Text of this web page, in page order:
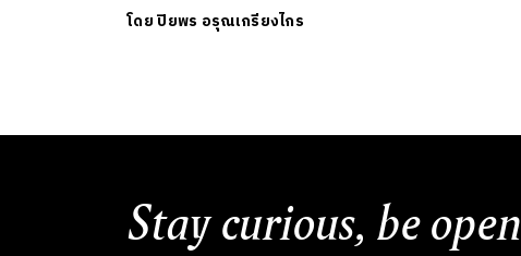
โดยปิยพร อรุณเกรียงไกร
Stay curious, be open